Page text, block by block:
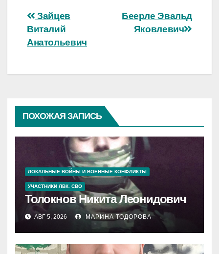
Навигация
по
Беерле Эвальд
Яковлевич
Зайцев
Виталий
Анатольевич
ПОХОЖАЯ ЗАПИСЬ
ЛОКАЛЬНЫЕ ВОЙНЫ И ВОЕННЫЕ КОНФЛИКТЫ
УЧАСТНИКИ ЛВК. СВО
Толокнов Никита Леонидович
АВГ 5, 2026 МАРИНА ТОДОРОВА